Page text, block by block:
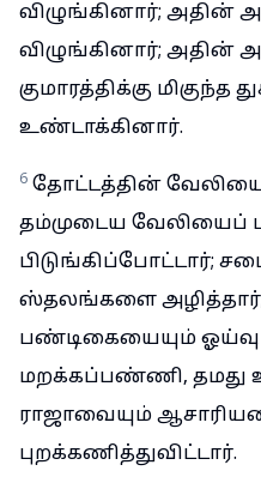
விழுங்கினார்;
விழுங்கினார்; அதின்
குமாரத்திக்கு மிகுந்த
உண்டாக்கினார்.
6 தோட்டத்தின்
தம்முடைய வேலியைப்
பிடுங்கிப்போட்டார்;
ஸ்தலங்களை
பண்டிகையையும்
மறக்கப்பண்ணி, தமது
ராஜாவையும்
புறக்கணித்துவிட்டார்.